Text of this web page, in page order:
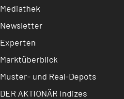
Mediathek
Newsletter
Experten
Marktüberblick
Muster- und Real-Depots
DER AKTIONÄR Indizes